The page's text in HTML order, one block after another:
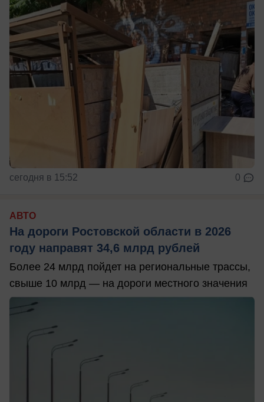
сегодня в 15:52 0
АВТО
На дороги Ростовской области в 2026
году направят 34,6 млрд рублей
Более 24 млрд пойдет на региональные трассы,
свыше 10 млрд — на дороги местного значения